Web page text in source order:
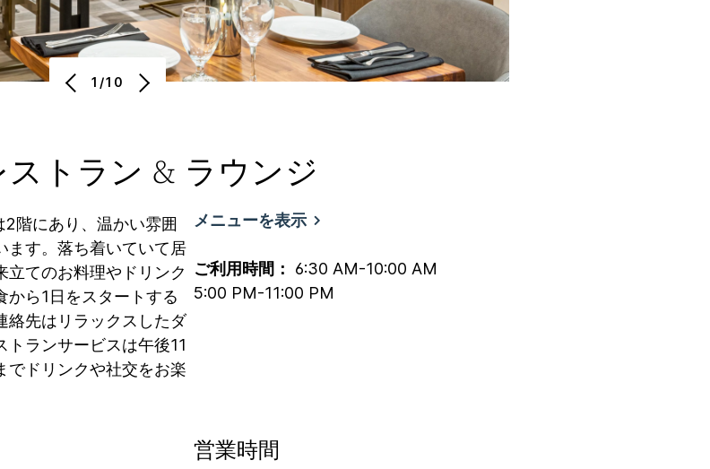
1/10
トラン & ラウンジ
階にあり、温かい雰囲
ます。落ち着いていて居
立てのお料理やドリンク
から1日をスタートする
絡先はリラックスしたダ
トランサービスは午後11
でドリンクや社交をお楽
メニューを表示
ご利用時間：
6:30 AM-10:00 AM
5:00 PM-11:00 PM
営業時間